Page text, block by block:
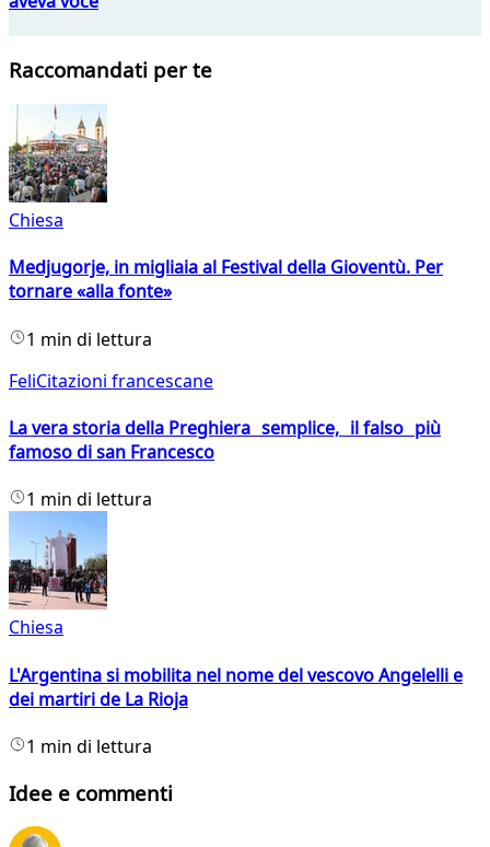
Raccomandati per te
Chiesa
Medjugorje, in migliaia al Festival della Gioventù. Per
tornare «alla fonte»
1 min di lettura
FeliCitazioni francescane
La vera storia della Preghiera semplice, il falso più
famoso di san Francesco
1 min di lettura
Chiesa
L'Argentina si mobilita nel nome del vescovo Angelelli e
dei martiri de La Rioja
1 min di lettura
Idee e commenti